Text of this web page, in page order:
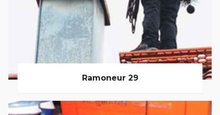
Ramoneur 29